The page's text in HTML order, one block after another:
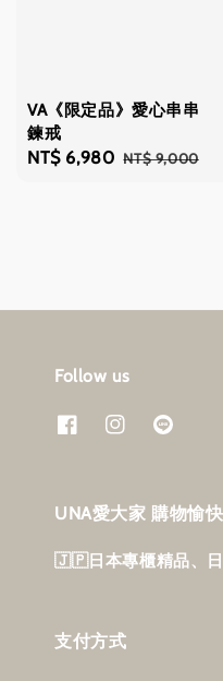
VA《限定品》愛心串串
鍊戒
Sale
NT$ 6,980 Regular
NT$ 9,000
Follow us
UNA愛大家 購物愉
🇯🇵日本專櫃精品、
支付方式